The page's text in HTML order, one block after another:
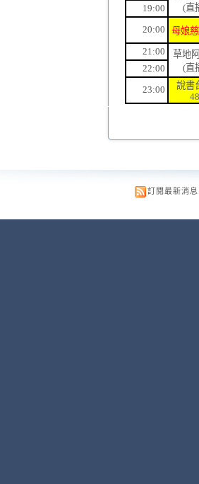
(直
19:00
20:00
母娘
21:00
草地
(直
22:00
23:00
說書
48
訂閱最新消息